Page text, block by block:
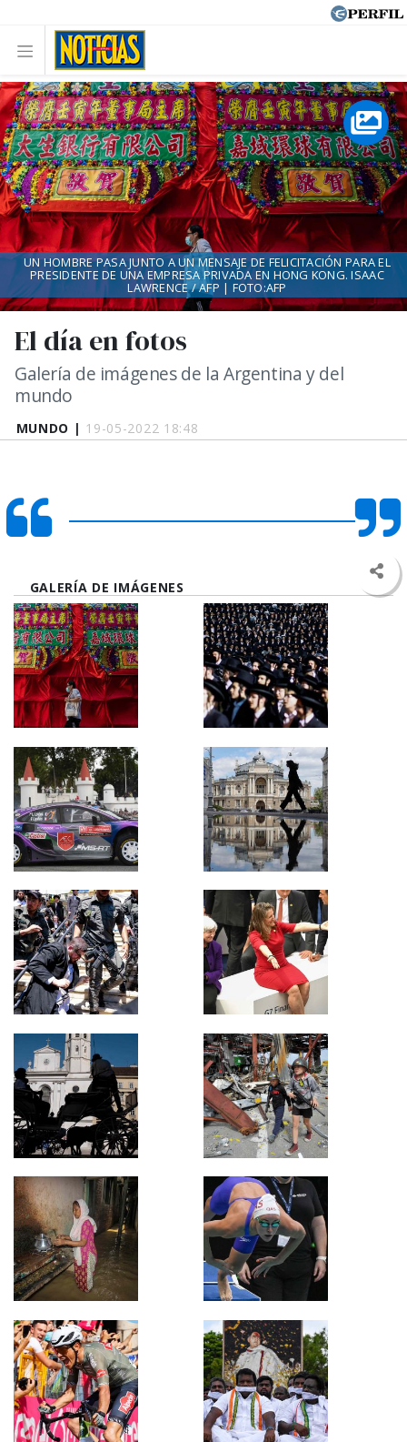
MUNDO | 19-05-2022 18:48
El día en fotos
Galería de imágenes de la Argentina y del
mundo
UN HOMBRE PASA JUNTO A UN MENSAJE DE FELICITACIÓN PARA EL
PRESIDENTE DE UNA EMPRESA PRIVADA EN HONG KONG. ISAAC
LAWRENCE / AFP | FOTO:AFP
GALERÍA DE IMÁGENES